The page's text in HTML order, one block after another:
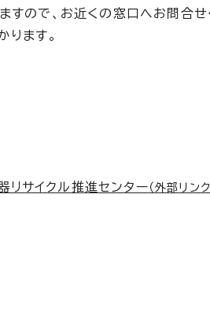
すので、お近くの窓口へお問合せ
ります。
リサイクル推進センター （外部リンク